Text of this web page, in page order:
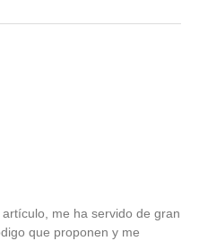
me ha servido de gran
que proponen y me